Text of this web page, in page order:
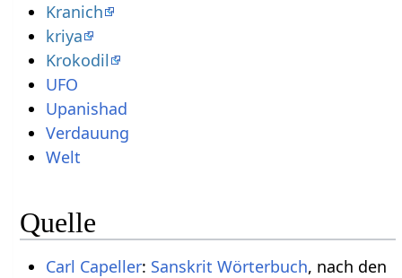
Kranich
kriya
Krokodil
UFO
Upanishad
Verdauung
Welt
Quelle
Carl Capeller: Sanskrit Wörterbuch, nach den